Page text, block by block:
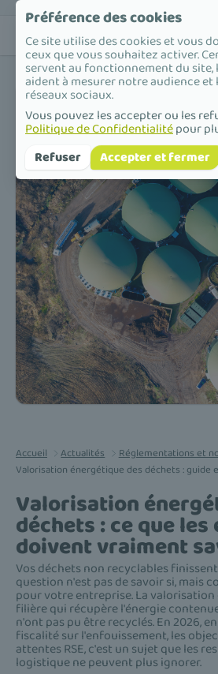
Accueil Actualités
Réglementations et
Valorisation énergétique des déchets : guide
Valorisation
déchets : ce que
doivent vraiment
Vos déchets non recyclables
question n'est pas de savoir si, mais
pour votre entreprise. La
filière qui récupère l'énergie
n'ont pas pu être recyclés. En 2026,
fiscalité sur l'enfouissement, les
attentes RSE, c'est un sujet que les
logistique ne peuvent plus ignorer.
Préférence des cookies
Ce site utilise des cookies et vous
ceux que vous souhaitez activer.
servent au fonctionnement du site,
aident à mesurer notre audience
réseaux sociaux.
Vous pouvez les accepter ou les
Politique de Confidentialitépour
Refuser
Accepter et fermer